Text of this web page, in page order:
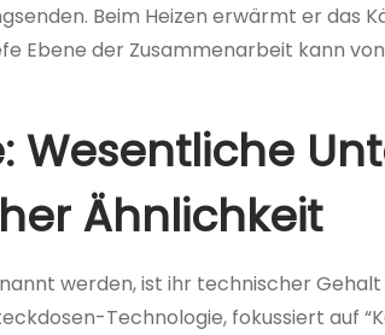
Beim Heizen erwärmt er das
Ebene der Zusammenarbeit kann
Wesentliche
Ähnlichkeit
werden, ist ihr technischer
Technologie, fokussiert auf